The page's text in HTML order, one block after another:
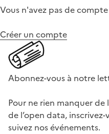
Vous n'avez pas de compte
Créer un compte
Abonnez-vous à notre
Pour ne rien manquer
de l’open data,
suivez nos événements.